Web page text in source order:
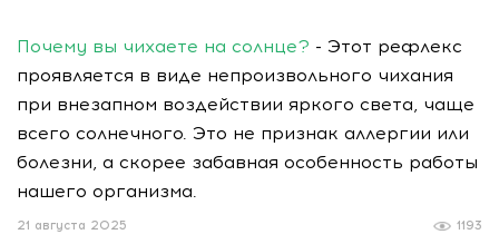
Почему вы чихаете на солнце? - Этот рефлекс
проявляется в виде непроизвольного чихания
при внезапном воздействии яркого света, чаще
всего солнечного. Это не признак аллергии или
болезни, а скорее забавная особенность работы
нашего организма.
1193
21 августа 2025